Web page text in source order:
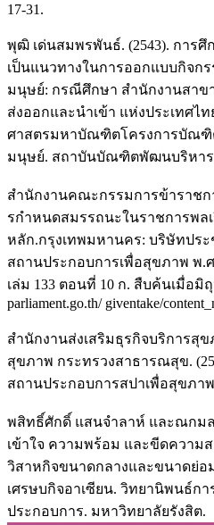
17-31.
พุฒิ เด่นสมพรพันธ์. (2543). การ
เป็นแนวทางในการออกแบบกิจก
มนุษย์: กรณีศึกษา สํานักงานสาข
ส่งออกและนําเข้า แห่งประเทศ
ศาสตรมหาบัณฑิตโครงการบัณ
มนุษย์. สถาบันบัณฑิตพัฒนบริหาร
สํานักงานคณะกรรมการข้าราชก
รกําหนดสมรรถนะในราชการพล
หลัก.กรุงเทพมหานคร: บริษัทปร
สถานประกอบการเพื่อสุขภาพ พ.ศ
เล่ม 133 ตอนที่ 10 ก. สืบค้นเมื่อมิถุ
parliament.go.th/ giventake/
สํานักงานส่งเสริมธุรกิจบริการสุ
สุขภาพ กระทรวงสาธารณสุข.
สถานประกอบการสปาเพื่อสุขภา
พสิทธิ์ศักดิ์ แสนจําลาห์ และณกมล
เข้าใจ ความพร้อม และขีดความ
วิสาหกิจขนาดกลางและขนาดย่
เศรษบกิจอาเซียน. วิทยานิพนธ์ก
ประกอบการ. มหาวิทยาลัยรังสิต.